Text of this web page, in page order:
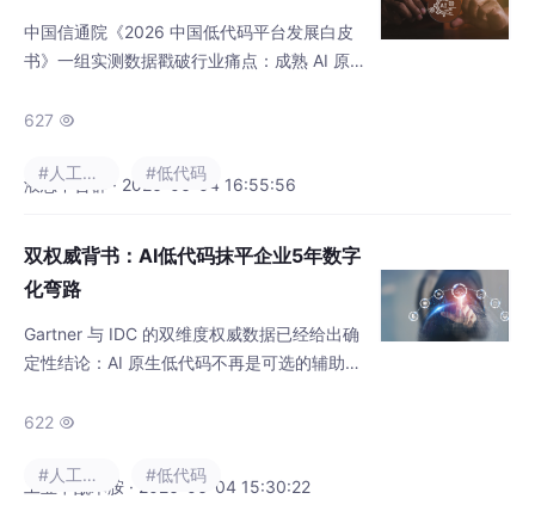
中国信通院《2026 中国低代码平台发展白皮
书》一组实测数据戳破行业痛点：成熟 AI 原生
上线 AI 模块，但白皮书同步曝出行业乱象：超
通，AI 沦为营销噱头，很难落地降本提效。从
术拆解真实 AI 低代码落地逻辑。
627 
液态不合群 · 2026-06-04 16:55:56
#人工智能 #低代码
双权威背书：AI低代码抹平企业5年数字
化弯路
Gartner 与 IDC 的双维度权威数据已经给出确
定性结论：AI 原生低代码不再是可选的辅助工
座。过去 5 年的漫长转型弯路，本质是传统开
板带来的必然结果；而 AI 与低代码的深度原生
622 
工业甲酰苯胺 · 2026-06-04 15:30:22
#人工智能 #低代码